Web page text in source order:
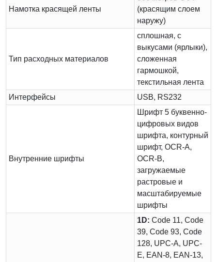
Намотка красящей ленты
(красящим слоем
наружу)
Тип расходных материалов
сплошная, с
выкусами (ярлыки),
сложенная
гармошкой,
текстильная лента
Интерфейсы
USB, RS232
Внутренние шрифты
Шрифт 5 буквенно-
цифровых видов
шрифта, контурный
шрифт, OCR-A,
OCR-B,
загружаемые
растровые и
масштабируемые
шрифты
1D: Code 11, Code
39, Code 93, Code
128, UPC-A, UPC-
E, EAN-8, EAN-13,